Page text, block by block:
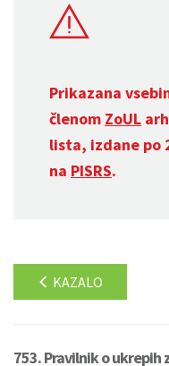
Prikazana
členom ZoUL
lista, izdane po
na PISRS.
KAZALO
753. Pravilnik o